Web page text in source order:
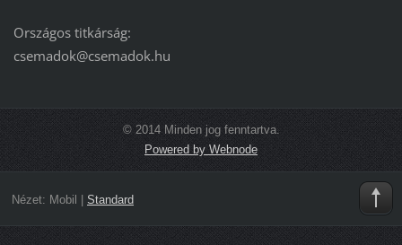
Országos titkárság:
csemadok@csemadok.hu
© 2014 Minden jog fenntartva.
Powered by Webnode
Nézet: Mobil | Standard